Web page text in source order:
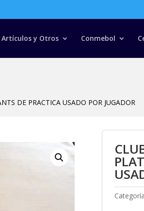
Artículos y Otros Conmebol
Búsqueda
productos
DE PRACTICA USADO POR JUGADOR